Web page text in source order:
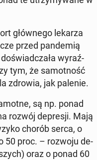
głów­ne­go lekarza
przed pan­de­mią
wy­raź­
tym, że sa­mot­ność
zdrowia, jak palenie.
są np. ponad
rozwój de­pre­sji. Mają
chorób serca, o
50 proc. – rozwoju de­
oraz o ponad 60